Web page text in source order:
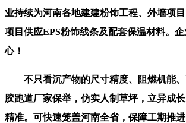
业持续为河南各地建建粉饰工程、外墙项
项目供应EPS粉饰线条及配套保温材料。
心！
不只看沉产物的尺寸精度、阻燃机能、
胶跑道厂家保举，仿实人制草坪，立异成
精准。可快速笼盖河南全省，保障工期推